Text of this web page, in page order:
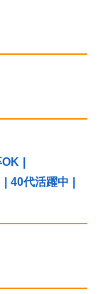
OK
40代活躍中